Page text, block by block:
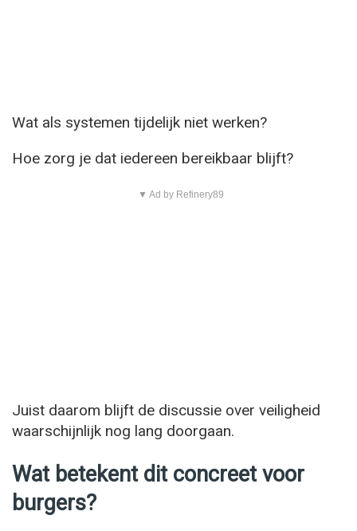
Wat als systemen tijdelijk niet werken?
Hoe zorg je dat iedereen bereikbaar blijft?
▼ Ad by Refinery89
Juist daarom blijft de discussie over veiligheid
waarschijnlijk nog lang doorgaan.
Wat betekent dit concreet voor
burgers?